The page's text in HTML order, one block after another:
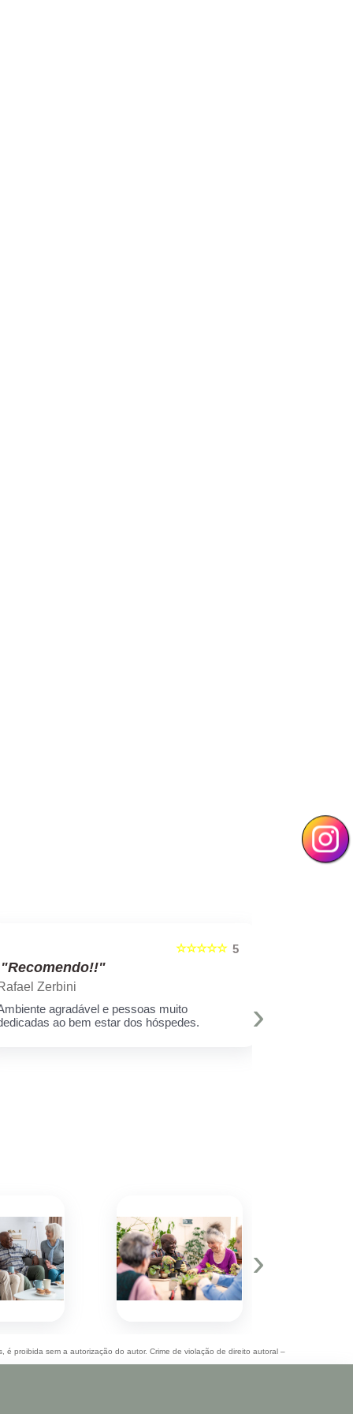
5
☆☆☆☆☆
"Recomendo!!"
Zerbini
agradável e pessoas muito
ao bem estar dos hóspedes.
›
›
proibida sem a autorização do autor. Crime de violação de direito autoral –